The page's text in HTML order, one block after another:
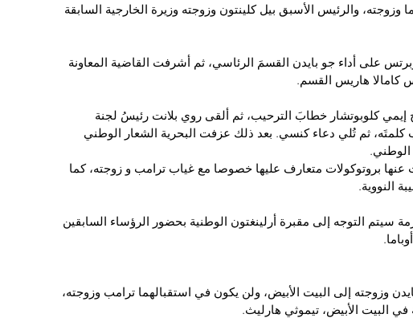
وزوجته، والرئيس الأسبق بيل كلينتون وزوجته وزيرة الخارجية السابقة
على أداء جو بايدن القسمَ الرئاسي، ثم أشرفت القاضية المعاونة
كامالا هاريس القسم.
كلوبوتشار خطابَ الترحيب، ثم ألقى روي بلانت رئيسُ لجنة
ثم تُلي دعاء كنسي. بعد ذلك عزفت البحرية الشعار الوطني
الوطني.
عنها بروتوكولات متعارف عليها خصوصا مع غياب ترامب و زوجته، كما
النووية.
مكة المكرمة سيتم التوجه إلى مقبرة أرلينغتون الوطنية بحضور الرؤساء السابقين
وزوجته إلى البيت الأبيض، ولن يكون في استقبالهما ترامب وزوجته،
البيت الأبيض، تيموثي هارليث.